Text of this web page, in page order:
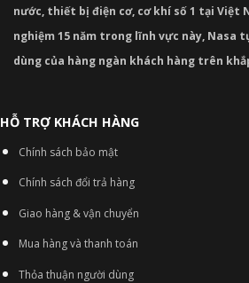
nước, thiết bị điện cơ, cơ khí số 1 tại Việt
nghiệm 15 năm trong lĩnh vực này, Nasa
dùng của hàng ngàn khách hàng trên
HỖ TRỢ KHÁCH HÀNG
Chính sách bảo mật
Chính sách đổi trả hàng
Giao hàng & vận chuyển
Mua hàng và thanh toán
Thỏa thuận người dùng